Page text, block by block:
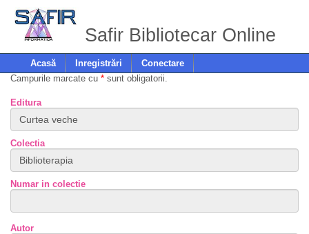
Safir Bibliotecar Online
Acasă Inregistrări
Conectare
Campurile marcate cu * sunt obligatorii.
Editura
Colectia
Numar in colectie
Autor